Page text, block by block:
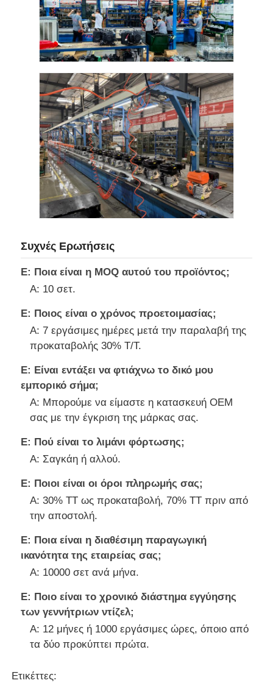
Συχνές Ερωτήσεις
Ε: Ποια είναι η MOQ αυτού του προϊόντος;
Α: 10 σετ.
Ε: Ποιος είναι ο χρόνος προετοιμασίας;
Α: 7 εργάσιμες ημέρες μετά την παραλαβή της
προκαταβολής 30% T/T.
Ε: Είναι εντάξει να φτιάχνω το δικό μου
εμπορικό σήμα;
Α: Μπορούμε να είμαστε η κατασκευή OEM
σας με την έγκριση της μάρκας σας.
Ε: Πού είναι το λιμάνι φόρτωσης;
Α: Σαγκάη ή αλλού.
Ε: Ποιοι είναι οι όροι πληρωμής σας;
Α: 30% TT ως προκαταβολή, 70% TT πριν από
την αποστολή.
Ε: Ποια είναι η διαθέσιμη παραγωγική
ικανότητα της εταιρείας σας;
Α: 10000 σετ ανά μήνα.
Ε: Ποιο είναι το χρονικό διάστημα εγγύησης
των γεννήτριων ντίζελ;
Α: 12 μήνες ή 1000 εργάσιμες ώρες, όποιο από
τα δύο προκύπτει πρώτα.
Ετικέττες: